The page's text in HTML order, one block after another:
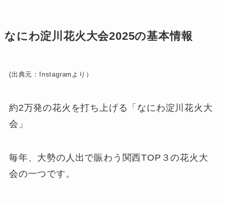
なにわ淀川花火大会2025の基本情報
(出典元：Instagramより）
約2万発の花火を打ち上げる「なにわ淀川花火大
会」
毎年、大勢の人出で賑わう関西TOP３の花火大
会の一つです。